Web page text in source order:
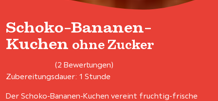
Schoko-Bananen-
Kuchen ohne Zucker
(2 Bewertungen)
Zubereitungsdauer: 1 Stunde
Der Schoko-Bananen-Kuchen vereint fruchtig-frische